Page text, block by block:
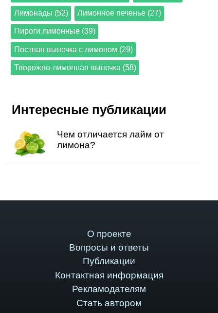
Лимонады (52) Лимонное печенье (27)
Пироги лимонные (39)
Постная выпечка с лимоном (29)
Творожно-лимонная выпечка (58)
Интересные публикации
Чем отличается лайм от
лимона?
О проекте
Вопросы и ответы
Публикации
Контактная информация
Рекламодателям
Стать автором